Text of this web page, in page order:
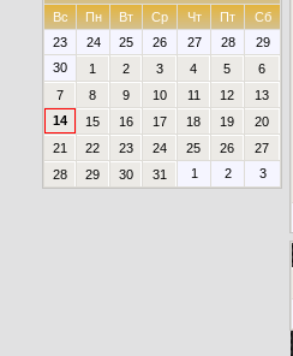
Вс
Пн Вт Ср Чт Пт
Сб
23
24 25 26 27 28
29
30
1 2 3 4 5
6
7
8 9 10 11 12
13
14
15 16 17 18 19
20
21
22 23 24 25 26
27
28
29 30 31 1 2 3